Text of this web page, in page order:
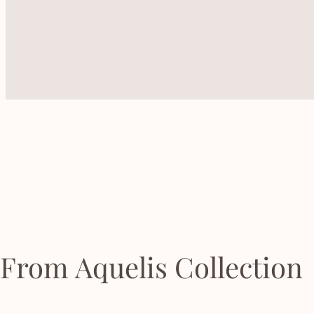
From Aquelis Collection